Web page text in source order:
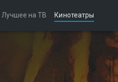
Лучшее на ТВ Кинотеатры